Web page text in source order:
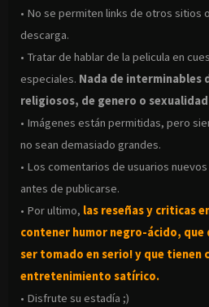
• No se permiten links de otros sitios
descarga.
• Tratar de hablar de la pelicula en
especiales. Nada de interminables
religiosos, de genero o
• Imágenes están permitidas, pero
no sean demasiado grandes.
• Los comentarios de usuarios
antes de publicarse.
• Por ultimo, las reseñas y criticas
contener humor negro-ácido, que
ser tomado en serio! y que tienen
entretenimiento satírico.
• Disfrute su estadía ;)